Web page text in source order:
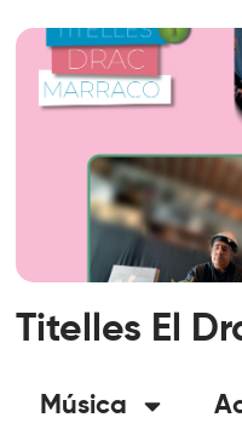
Titelles El
Música